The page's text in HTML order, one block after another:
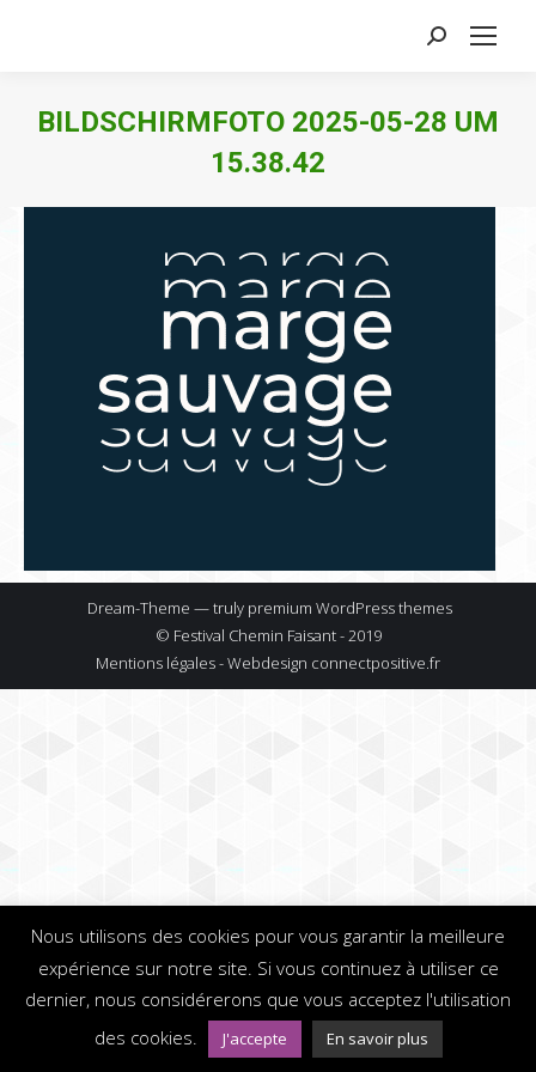
Search:
BILDSCHIRMFOTO 2025-05-28 UM
15.38.42
Dream-Theme — truly premium WordPress themes
© Festival Chemin Faisant - 2019
Mentions légales - Webdesign connectpositive.fr
Nous utilisons des cookies pour vous garantir la meilleure
expérience sur notre site. Si vous continuez à utiliser ce
dernier, nous considérerons que vous acceptez l'utilisation
des cookies.
J'accepte En savoir plus